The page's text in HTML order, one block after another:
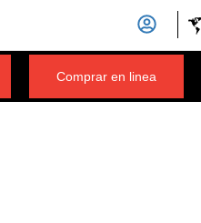
Comprar en linea